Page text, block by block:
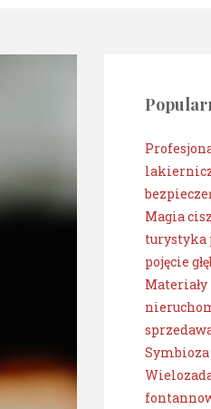
Magia
turystyka
pojęcie